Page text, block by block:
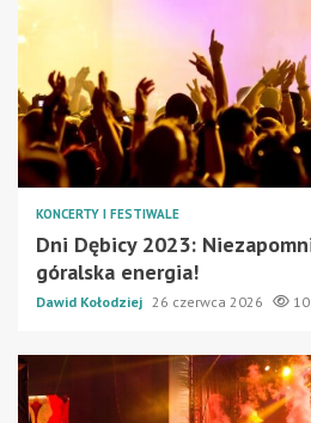
KONCERTY I FESTIWALE
Dni Dębicy 2023:
góralska energia!
Dawid Kołodziej 26 czerwca 2026